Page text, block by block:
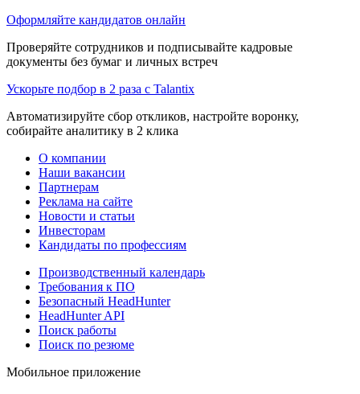
Оформляйте кандидатов онлайн
Проверяйте сотрудников и подписывайте кадровые
документы без бумаг и личных встреч
Ускорьте подбор в 2 раза с Talantix
Автоматизируйте сбор откликов, настройте воронку,
собирайте аналитику в 2 клика
О компании
Наши вакансии
Партнерам
Реклама на сайте
Новости и статьи
Инвесторам
Кандидаты по профессиям
Производственный календарь
Требования к ПО
Безопасный HeadHunter
HeadHunter API
Поиск работы
Поиск по резюме
Мобильное приложение